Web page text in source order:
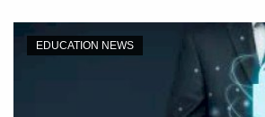
EDUCATION NEWS